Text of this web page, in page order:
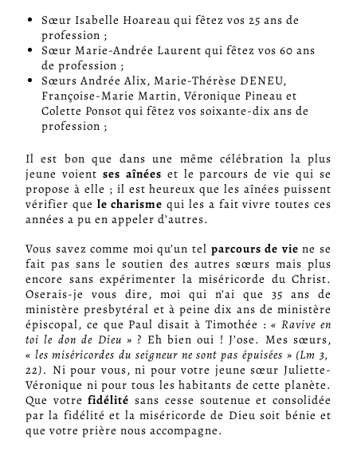
Sœur Isabelle Hoareau qui fêtez vos 25 ans de
profession ;
Sœur Marie-Andrée Laurent qui fêtez vos 60 ans
de profession ;
Sœurs Andrée Alix, Marie-Thérèse DENEU,
Françoise-Marie Martin, Véronique Pineau et
Colette Ponsot qui fêtez vos soixante-dix ans de
profession ;
Il est bon que dans une même célébration la plus
jeune voient ses aînées et le parcours de vie qui se
propose à elle ; il est heureux que les aînées puissent
vérifier que le charisme qui les a fait vivre toutes ces
années a pu en appeler d’autres.
Vous savez comme moi qu’un tel parcours de vie ne se
fait pas sans le soutien des autres sœurs mais plus
encore sans expérimenter la miséricorde du Christ.
Oserais-je vous dire, moi qui n’ai que 35 ans de
ministère presbytéral et à peine dix ans de ministère
épiscopal, ce que Paul disait à Timothée :« Ravive en
toi le don de Dieu » ? Eh bien oui ! J’ose. Mes sœurs,
« les miséricordes du seigneur ne sont pas épuisées » (Lm 3,
22). Ni pour vous, ni pour votre jeune sœur Juliette-
Véronique ni pour tous les habitants de cette planète.
Que votrefidélité sans cesse soutenue et consolidée
par la fidélité et la miséricorde de Dieu soit bénie et
que votre prière nous accompagne.